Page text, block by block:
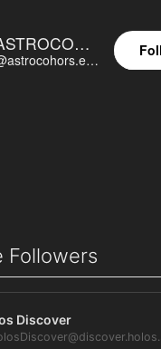
ASTROCOHORS EUNOIA ULTIMA
@astrocohors.eu@astrocohors.eu
Followers
Discover